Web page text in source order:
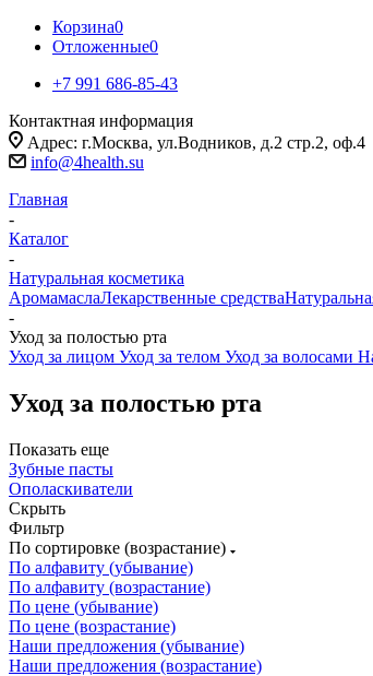
Корзина0
Отложенные0
+7 991 686-85-43
Контактная информация
Адрес: г.Москва, ул.Водников, д.2 стр.2, оф.4
info@4health.su
Главная
-
Каталог
-
Натуральная косметика
АромамаслаЛекарственные средства
-
Уход за полостью рта
Уход за лицом Уход за телом Уход за волосами
Уход за полостью рта
Показать еще
Зубные пасты
Ополаскиватели
Скрыть
Фильтр
По сортировке (возрастание)
По алфавиту (убывание)
По алфавиту (возрастание)
По цене (убывание)
По цене (возрастание)
Наши предложения (убывание)
Наши предложения (возрастание)